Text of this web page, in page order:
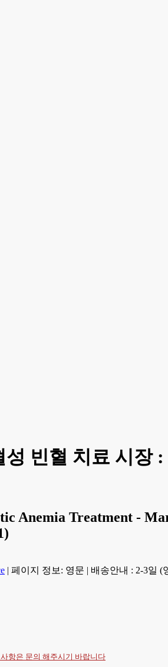
빈혈 치료 시장
Anemia Treatment -
| 페이지 정보: 영문 | 배송안내 : 2-3일 (
항은 문의 해주시기 바랍니다